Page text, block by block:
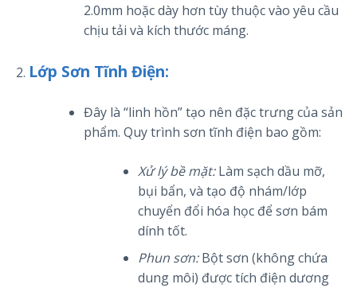
2.0mm hoặc dày hơn tùy thuộc vào yêu cầu
chịu tải và kích thước máng.
Lớp Sơn Tĩnh Điện:
Đây là “linh hồn” tạo nên đặc trưng của sản
phẩm. Quy trình sơn tĩnh điện bao gồm:
Xử lý bề mặt:Làm sạch dầu mỡ,
bụi bẩn, và tạo độ nhám/lớp
chuyển đổi hóa học để sơn bám
dính tốt.
Phun sơn:Bột sơn (không chứa
dung môi) được tích điện dương